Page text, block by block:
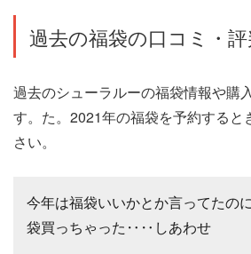
過去の福袋の口コミ・
過去のシューラルーの福袋情報や購
す。た。2021年の福袋を予約すると
さい。
今年は福袋いいかとか言ってたの
袋買っちゃった‥‥しあわせ